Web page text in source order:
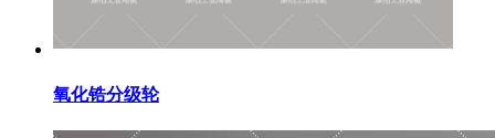
氧化锆分级轮